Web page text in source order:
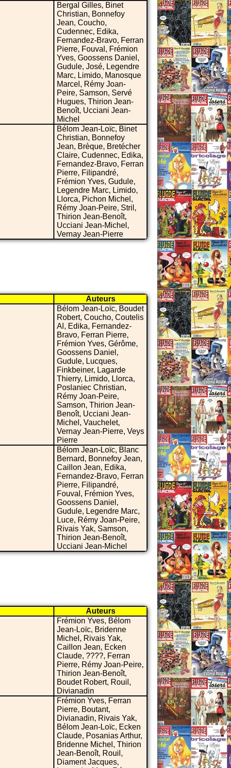
Bergal Gilles, Binet
Christian, Bonnefoy
Jean, Coucho,
Cudennec, Edika,
Fernandez-Bravo, Ferran
Pierre, Fouval, Frémion
Yves, Goossens Daniel,
Gudule, José, Legendre
Marc, Limido, Manosque
Marcel, Rémy Joan-
Peire, Samson, Servé
Hugues, Thirion Jean-
Benoît, Ucciani Jean-
Michel
Bélom Jean-Loïc, Binet
Christian, Bonnefoy
Jean, Brèque, Bretécher
Claire, Cudennec, Edika,
Fernandez-Bravo, Ferran
Pierre, Filipandré,
Frémion Yves, Gudule,
Legendre Marc, Limido,
Llorca, Pichon Michel,
Rémy Joan-Peire, Stril,
Thirion Jean-Benoît,
Ucciani Jean-Michel,
Vernay Jean-Pierre
Auteurs
Bélom Jean-Loïc, Boudet
Robert, Coucho, Coutelis
Al, Edika, Fernandez-
Bravo, Ferran Pierre,
Frémion Yves, Gérôme,
Goossens Daniel,
Gudule, Lucques,
Finkbeiner, Lagarde
Thierry, Limido, Llorca,
Poslaniec Christian,
Rémy Joan-Peire,
Samson, Thirion Jean-
Benoît, Ucciani Jean-
Michel, Vauchelet,
Vernay Jean-Pierre, Veys
Pierre
Bélom Jean-Loïc, Blanc
Bernard, Bonnefoy Jean,
Caillon Jean, Edika,
Fernandez-Bravo, Ferran
Pierre, Filipandré,
Fouval, Frémion Yves,
Goossens Daniel,
Gudule, Legendre Marc,
Luce, Rémy Joan-Peire,
Rivais Yak, Samson,
Thirion Jean-Benoît,
Ucciani Jean-Michel
Auteurs
Frémion Yves, Bélom
Jean-Loïc, Bridenne
Michel, Rivais Yak,
Caillon Jean, Ecken
Claude, ????, Ferran
Pierre, Rémy Joan-Peire,
Thirion Jean-Benoît,
Boudet Robert, Rouil,
Divianadin
Frémion Yves, Ferran
Pierre, Boutant,
Divianadin, Rivais Yak,
Bélom Jean-Loïc, Ecken
Claude, Posanias Arthur,
Bridenne Michel, Thirion
Jean-Benoît, Rouil,
Diament Jacques,